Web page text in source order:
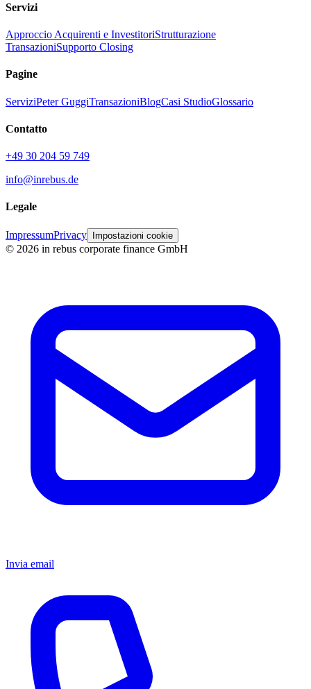
Servizi
Approccio Acquirenti e InvestitoriStrutturazione
TransazioniSupporto Closing
Pagine
ServiziPeter GuggiTransazioniBlogCasi StudioGlossario
Contatto
+49 30 204 59 749
info@inrebus.de
Legale
ImpressumPrivacy Impostazioni cookie
© 2026 in rebus corporate finance GmbH
Invia email